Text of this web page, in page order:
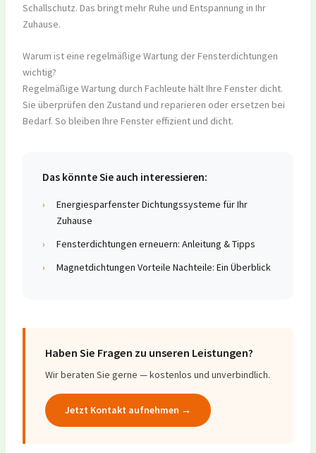
Schallschutz. Das bringt mehr Ruhe und Entspannung in Ihr
Zuhause.
Warum ist eine regelmäßige Wartung der Fensterdichtungen
wichtig?
Regelmäßige Wartung durch Fachleute hält Ihre Fenster dicht.
Sie überprüfen den Zustand und reparieren oder ersetzen bei
Bedarf. So bleiben Ihre Fenster effizient und dicht.
Das könnte Sie auch interessieren:
›
Energiesparfenster Dichtungssysteme für Ihr
Zuhause
›
Fensterdichtungen erneuern: Anleitung & Tipps
›
Magnetdichtungen Vorteile Nachteile: Ein Überblick
Haben Sie Fragen zu unseren Leistungen?
Wir beraten Sie gerne — kostenlos und unverbindlich.
Jetzt Kontakt aufnehmen →